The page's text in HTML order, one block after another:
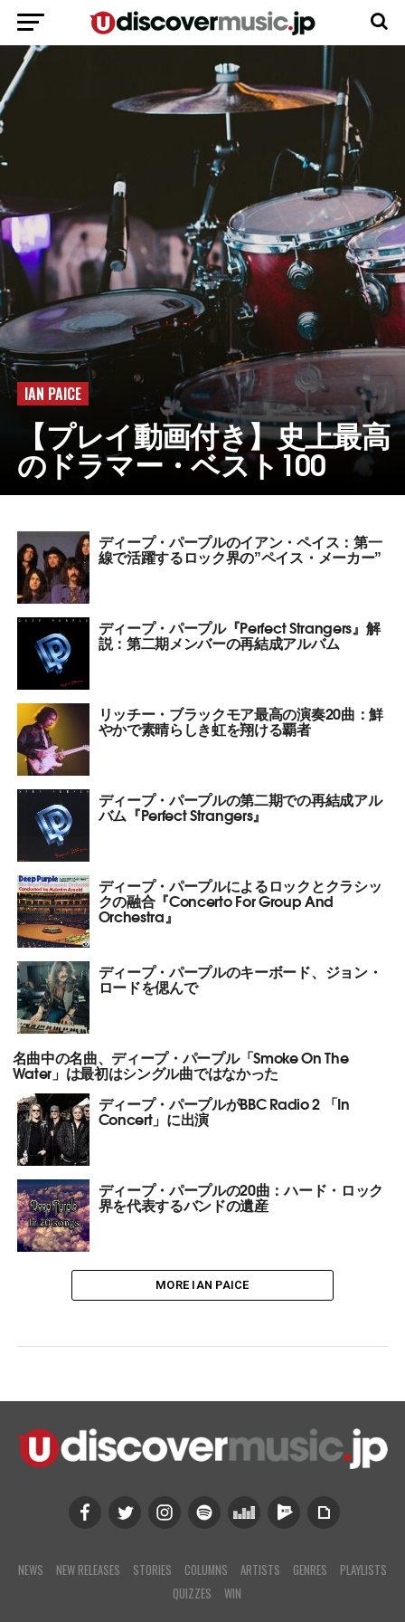
IAN PAICE
【プレイ動画付き】史上最高
のドラマー・ベスト100
ディープ・パープルのイアン・ペイス：第一
線で活躍するロック界の”ペイス・メーカー”
ディープ・パープル『Perfect Strangers』解
説：第二期メンバーの再結成アルバム
リッチー・ブラックモア最高の演奏20曲：鮮
やかで素晴らしき虹を翔ける覇者
ディープ・パープルの第二期での再結成アル
バム『Perfect Strangers』
ディープ・パープルによるロックとクラシッ
クの融合『Concerto For Group And
Orchestra』
ディープ・パープルのキーボード、ジョン・
ロードを偲んで
名曲中の名曲、ディープ・パープル「Smoke On The
Water」は最初はシングル曲ではなかった
ディープ・パープルがBBC Radio 2 「In
Concert」に出演
ディープ・パープルの20曲：ハード・ロック
界を代表するバンドの遺産
MORE IAN PAICE
NEWS NEW RELEASES STORIES COLUMNS ARTISTS GENRES
PLAYLISTS
QUIZZES
WIN